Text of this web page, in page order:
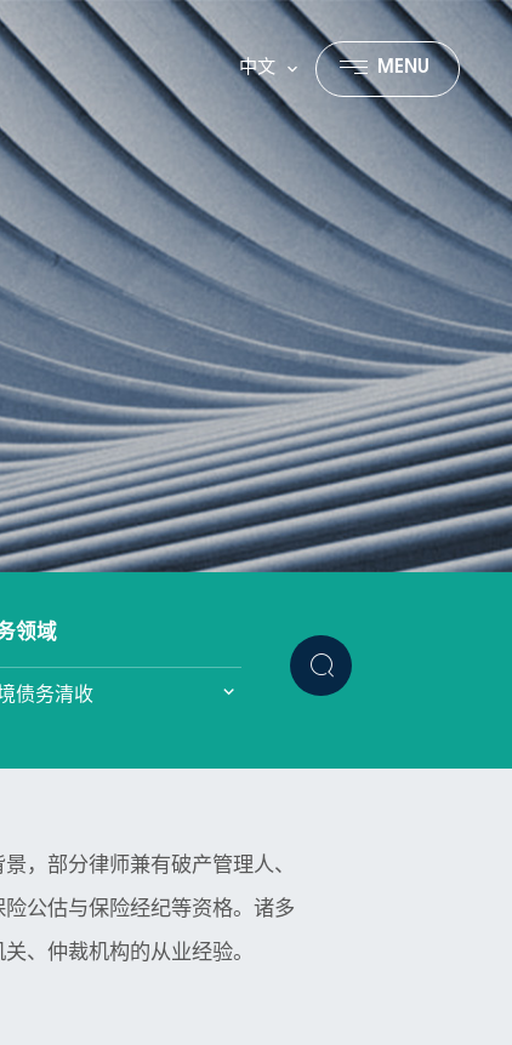
中文
MENU
CLOSE
领域
，部分律师兼有破产管理人、
公估与保险经纪等资格。诸多
、仲裁机构的从业经验。